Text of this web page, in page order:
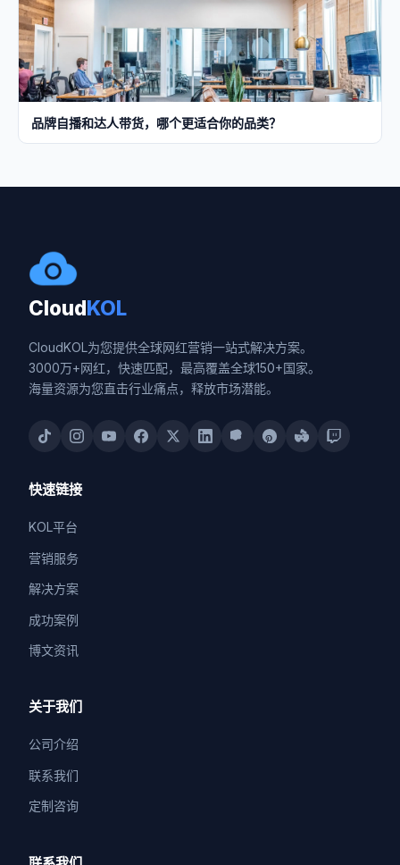
品牌自播和达人带货，哪个更适合你的品类？
CloudKOL
CloudKOL为您提供全球网红营销一站式解决方案。
3000万+网红，快速匹配，最高覆盖全球150+国家。
海量资源为您直击行业痛点，释放市场潜能。
快速链接
KOL平台
营销服务
解决方案
成功案例
博文资讯
关于我们
公司介绍
联系我们
定制咨询